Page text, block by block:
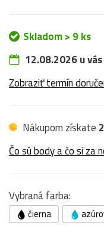
Skladom > 9 ks
12.08.2026 u vás
Zobraziť termín
Nákupom získate
Čo sú body a čo si za
Vybraná farba:
čierna